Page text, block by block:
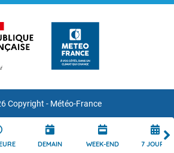
DEMAIN WEEK-END 7 JOURS
Copyright - Météo-France